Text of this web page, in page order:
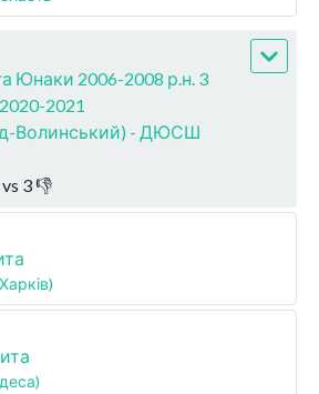
Юнаки 2006-2008 р.н. 3
2021
Волинський) - ДЮСШ
3👎